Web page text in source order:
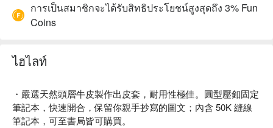
การเป็นสมาชิกจะได้รับสิทธิประโยชน์สูงสุดถึง 3% Fun
Coins
ไฮไลท์
・嚴選天然頭層牛皮製作出皮套，耐用性極佳。圓型壓釦固定
筆記本，快速開合，保留你親手抄寫的圖文；內含 50K 縫線
筆記本，可至書局皆可購買。